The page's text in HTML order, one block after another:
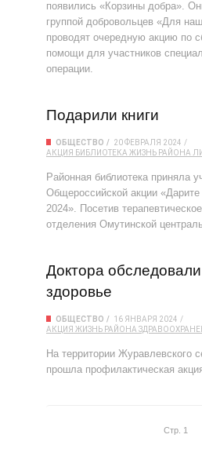
появились «Корзины добра».
группой добровольцев «Для
проводят очередную акцию по
помощи для участников
операции.
Подарили книги
ОБЩЕСТВО
20 ФЕВРАЛЯ 2024
АКЦИЯ БИБЛИОТЕКА ЖИЗНЬ РАЙОНА
Районная библиотека приняла
Общероссийской акции
2024». Посетив
отделения Омутинской
Доктора
здоровье
ОБЩЕСТВО
16 ЯНВАРЯ 2024
АКЦИЯ ЖИЗНЬ РАЙОНА
На территории Журавлевского
прошла профилактическая
Стр. 1